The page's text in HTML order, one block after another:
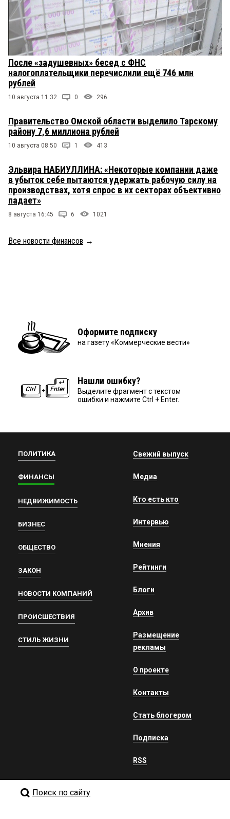
После «задушевных» бесед с ФНС
налогоплательщики перечислили ещё 746 млн
рублей
10 августа 11:32 0 296
Правительство Омской области выделило Тарскому
району 7,6 миллиона рублей
10 августа 08:50 1 413
Эльвира НАБИУЛЛИНА: «Некоторые компании даже
в убыток себе пытаются удержать рабочую силу на
производствах, хотя спрос в их секторах объективно
падает»
8 августа 16:45 6 1021
Все новости финансов →
Оформите подписку
на газету «Коммерческие вести»
Нашли ошибку?
Выделите фрагмент с текстом
ошибки и нажмите Ctrl + Enter.
ПОЛИТИКА
ФИНАНСЫ
НЕДВИЖИМОСТЬ
БИЗНЕС
ОБЩЕСТВО
ЗАКОН
НОВОСТИ КОМПАНИЙ
ПРОИСШЕСТВИЯ
СТИЛЬ ЖИЗНИ
Свежий выпуск
Медиа
Кто есть кто
Интервью
Мнения
Рейтинги
Блоги
Архив
Размещение
рекламы
О проекте
Контакты
Стать блогером
Подписка
RSS
Поиск по сайту